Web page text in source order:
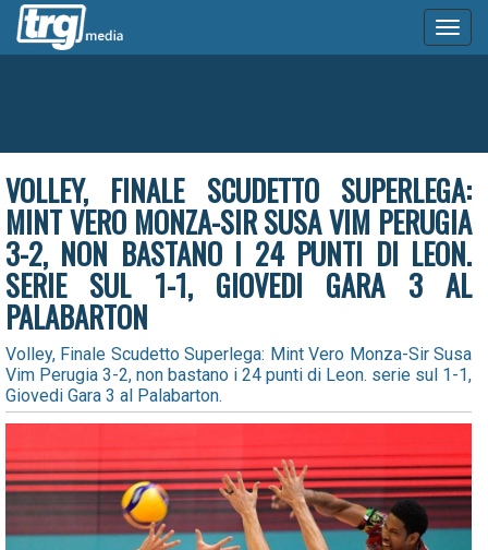
VOLLEY, FINALE SCUDETTO SUPERLEGA:
MINT VERO MONZA-SIR SUSA VIM PERUGIA
3-2, NON BASTANO I 24 PUNTI DI LEON.
SERIE SUL 1-1, GIOVEDI GARA 3 AL
PALABARTON
Volley, Finale Scudetto Superlega: Mint Vero Monza-Sir Susa
Vim Perugia 3-2, non bastano i 24 punti di Leon. serie sul 1-1,
Giovedi Gara 3 al Palabarton.